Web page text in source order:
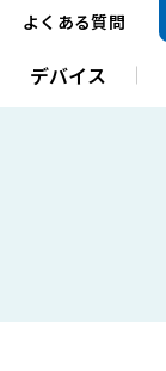
よくある質問
デバイス